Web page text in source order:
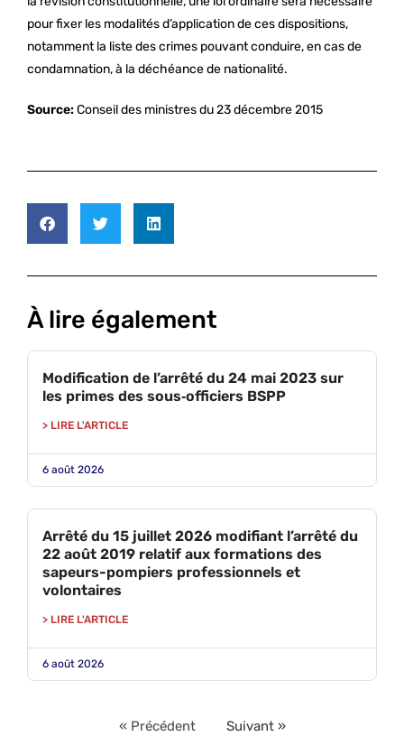
pour fixer les modalités d’application de ces dispositions,
notamment la liste des crimes pouvant conduire, en cas de
condamnation, à la déchéance de nationalité.
Source:Conseil des ministres du 23 décembre 2015
À lire également
Modification de l’arrêté du 24 mai 2023 sur
les primes des sous‑officiers BSPP
> LIRE L'ARTICLE
6 août 2026
Arrêté du 15 juillet 2026 modifiant l’arrêté du
22 août 2019 relatif aux formations des
sapeurs-pompiers professionnels et
volontaires
> LIRE L'ARTICLE
6 août 2026
« Précédent Suivant »